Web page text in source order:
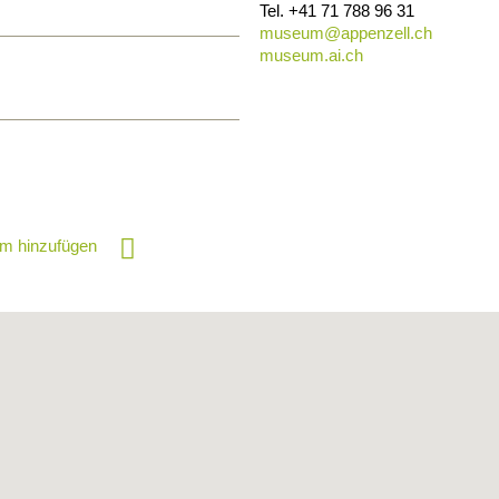
Tel.+41 71 788 96 31
museum@appenzell.ch
museum.ai.ch
hinzufügen